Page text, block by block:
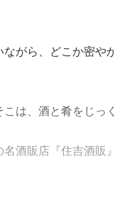
がら、どこか密や
は、酒と肴をじっ
酒販店『住吉酒販